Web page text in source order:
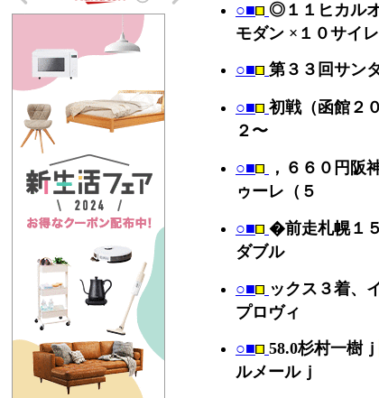
○■ ◎１１ヒカル
モダン ×１０サイ
○■ 第３３回サン
○■ 初戦（函館２
２〜
○■ ，６６０円阪
ゥーレ（５
○■ �前走札幌１
ダブル
○■ ックス３着、
プロヴィ
○■ 58.0杉村一樹ｊ
ルメールｊ